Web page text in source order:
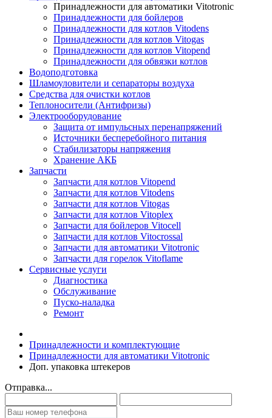
Принадлежности для автоматики Vitotronic
Принадлежности для бойлеров
Принадлежности для котлов Vitodens
Принадлежности для котлов Vitogas
Принадлежности для котлов Vitopend
Принадлежности для обвязки котлов
Водоподготовка
Шламоуловители и сепараторы воздуха
Средства для очистки котлов
Теплоносители (Антифризы)
Электрооборудование
Защита от импульсных перенапряжений
Источники бесперебойного питания
Стабилизаторы напряжения
Хранение АКБ
Запчасти
Запчасти для котлов Vitopend
Запчасти для котлов Vitodens
Запчасти для котлов Vitogas
Запчасти для котлов Vitoplex
Запчасти для бойлеров Vitocell
Запчасти для котлов Vitocrossal
Запчасти для автоматики Vitotronic
Запчасти для горелок Vitoflame
Сервисные услуги
Диагностика
Обслуживание
Пуско-наладка
Ремонт
Принадлежности и комплектующие
Принадлежности для автоматики Vitotronic
Доп. упаковка штекеров
Отправка...